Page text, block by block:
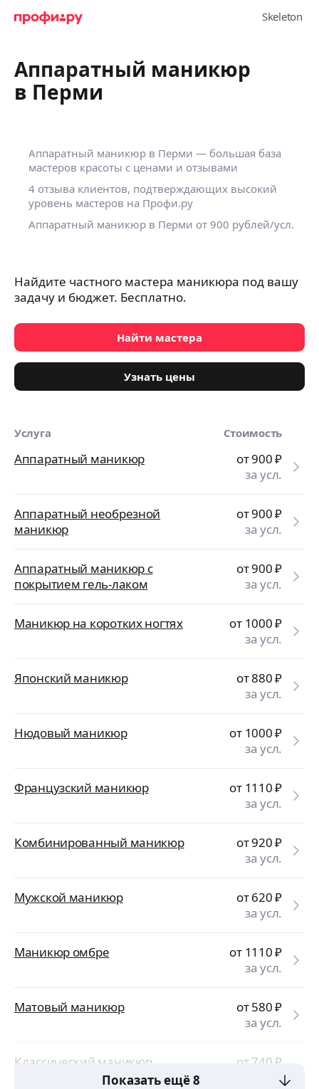
Аппаратный маникюр
в Перми
Аппаратный маникюр в Перми — большая база
мастеров красоты с ценами и отзывами
4 отзыва клиентов, подтверждающих высокий
уровень мастеров на Профи.ру
Аппаратный маникюр в Перми от 900 рублей/усл.
Найдите частного мастера маникюра под вашу
задачу и бюджет. Бесплатно.
Найти мастера
Узнать цены
Услуга Стоимость
Аппаратный маникюр от 900₽
за усл.
Аппаратный необрезной
маникюр
от 900₽
за усл.
Аппаратный маникюр с
покрытием гель-лаком
от 900₽
за усл.
Маникюр на коротких ногтях от 1000₽
за усл.
Японский маникюр от 880₽
за усл.
Нюдовый маникюр от 1000₽
за усл.
Французский маникюр от 1110₽
за усл.
Комбинированный маникюр от 920₽
за усл.
Мужской маникюр от 620₽
за усл.
Маникюр омбре от 1110₽
за усл.
Матовый маникюр от 580₽
за усл.
Классический маникюр от 740₽
за усл.
Показать ещё 8